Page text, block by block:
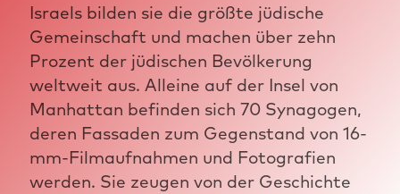
Israels bilden sie die größte jüdische
Gemeinschaft und machen über zehn
Prozent der jüdischen Bevölkerung
weltweit aus. Alleine auf der Insel von
Manhattan befinden sich 70 Synagogen,
deren Fassaden zum Gegenstand von 16-
mm-Filmaufnahmen und Fotografien
werden. Sie zeugen von der Geschichte